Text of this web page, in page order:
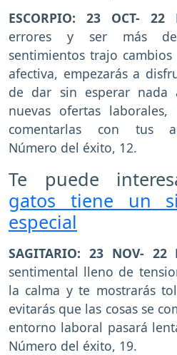
ESCORPIO: 23 OCT- 22
errores y ser más
sentimientos trajo
afectiva, empezarás a
de dar sin esperar nada
nuevas ofertas
comentarlas con tus
Número del éxito, 12.
Te puede
gatos tiene un
especial
SAGITARIO: 23 NOV- 22
sentimental lleno de
la calma y te mostrarás
evitarás que las cosas se
entorno laboral pasará
Número del éxito, 19.